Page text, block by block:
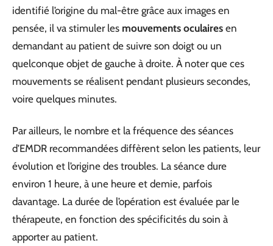
identifié l’origine du mal-être grâce aux images en
pensée, il va stimuler les mouvements oculaires en
demandant au patient de suivre son doigt ou un
quelconque objet de gauche à droite. À noter que ces
mouvements se réalisent pendant plusieurs secondes,
voire quelques minutes.
Par ailleurs, le nombre et la fréquence des séances
d’EMDR recommandées diffèrent selon les patients, leur
évolution et l’origine des troubles. La séance dure
environ 1 heure, à une heure et demie, parfois
davantage. La durée de l’opération est évaluée par le
thérapeute, en fonction des spécificités du soin à
apporter au patient.